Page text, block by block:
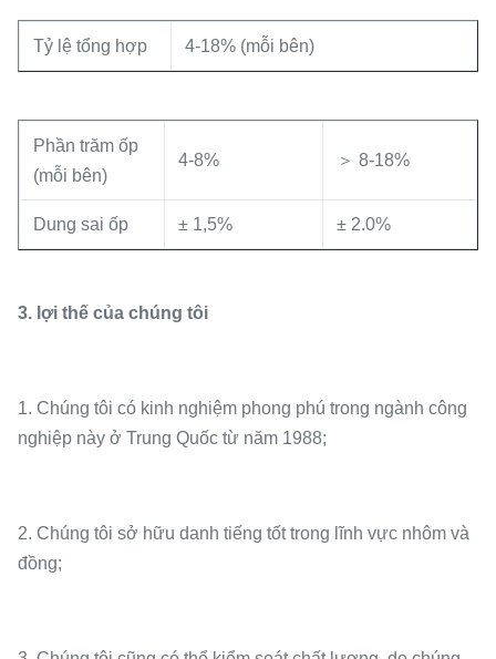
Tỷ lệ tổng hợp 4-18% (mỗi bên)
Phần trăm ốp
(mỗi bên)
4-8% ＞ 8-18%
Dung sai ốp ± 1,5% ± 2.0%
3. lợi thế của chúng tôi
1. Chúng tôi có kinh nghiệm phong phú trong ngành công
nghiệp này ở Trung Quốc từ năm 1988;
2. Chúng tôi sở hữu danh tiếng tốt trong lĩnh vực nhôm và
đồng;